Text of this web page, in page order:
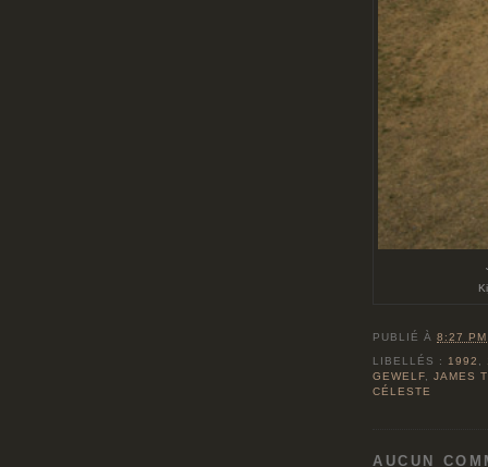
PUBLIÉ À8:27 PM
LIBELLÉS : 1992
GEWELF ,JAMES
CÉLESTE
AUCUN